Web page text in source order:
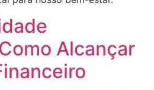
Alcançar